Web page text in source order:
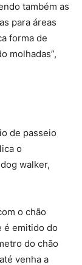
também as
para áreas
forma de
molhadas”,
de passeio
o
walker,
o chão
é emitido do
do chão
venha a